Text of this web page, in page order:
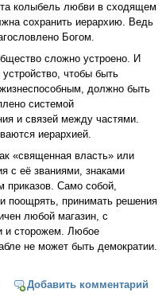
колыбель любви в сходящем
сохранить иерархию. Ведь
Богом.
сложно устроено. И
чтобы быть
должно быть
системой
и связей между частями.
иерархией.
«священная власть» или
с её званиями, знаками
приказов. Само собой,
поощрять, принимать решения
любой магазин, с
и сторожем. Любое
не может быть демократии.
неуместна
Добавить комментарий